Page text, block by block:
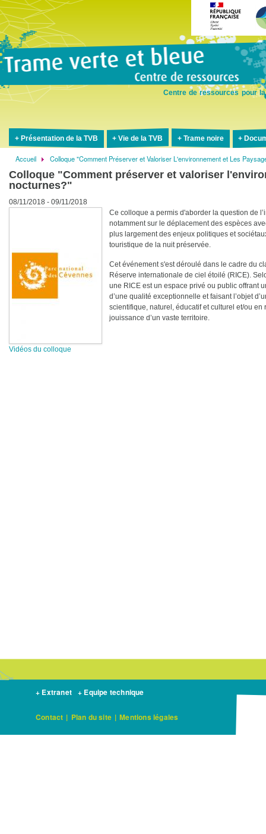
Centre de ressources pour
Présentation de la TVB Vie de la TVB Trame noire
Fil
d'Ariane
Accueil Colloque "Comment Préserver et Valoriser L'environnement et Les
Colloque "Comment préserver et valoriser
nocturnes?"
08/11/2018 - 09/11/2018
Ce colloque a permis d'aborder la question de
notamment sur le déplacement des espèces
plus largement des enjeux politiques et
touristique de la nuit préservée.
Cet événement s'est déroulé dans le cadre du
Réserve internationale de ciel étoilé (RICE).
une RICE est un espace privé ou public offrant
d’une qualité exceptionnelle et faisant l’objet
scientifique, naturel, éducatif et culturel et/ou
jouissance d’un vaste territoire.
Vidéos du colloque
+ Extranet + Equipe technique
Contact | Plan du site | Mentions légales